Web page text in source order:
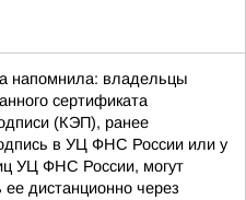
напомнила: владельцы
сертификата
(КЭП), ранее
в УЦ ФНС России или у
УЦ ФНС России, могут
ее дистанционно через